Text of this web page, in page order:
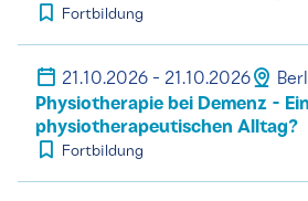
Fortbildung
21.10.2026 - 21.10.2026
Physiotherapie bei Demenz -
physiotherapeutischen Alltag?
Fortbildung